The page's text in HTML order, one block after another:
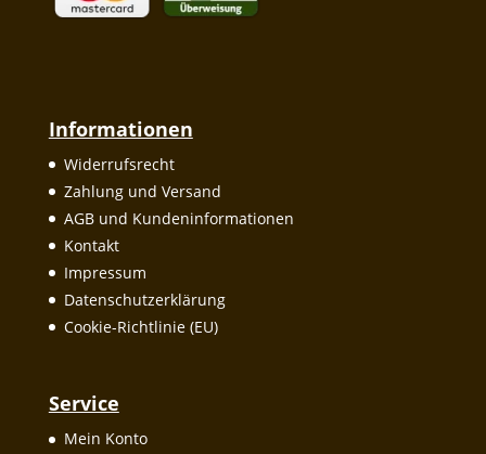
Informationen
Widerrufsrecht
Zahlung und Versand
AGB und Kundeninformationen
Kontakt
Impressum
Datenschutzerklärung
Cookie-Richtlinie (EU)
Service
Mein Konto